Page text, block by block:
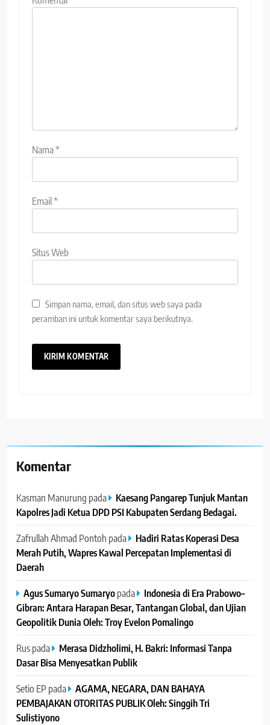
Nama*
Email *
Situs Web
Simpan nama, email, dan situs web saya pada
peramban ini untuk komentar saya berikutnya.
Komentar
Kasman Manurung pada
Kaesang Pangarep Tunjuk Mantan
Kapolres Jadi Ketua DPD PSI Kabupaten Serdang Bedagai. ‎ ‎
Zafrullah Ahmad Pontoh pada
Hadiri Ratas Koperasi Desa
Merah Putih, Wapres Kawal Percepatan Implementasi di
Daerah
Agus Sumaryo Sumaryopada
Indonesia di Era Prabowo–
Gibran: Antara Harapan Besar, Tantangan Global, dan Ujian
Geopolitik Dunia Oleh: Troy Evelon Pomalingo
Ruspada
Merasa Didzholimi, H. Bakri: Informasi Tanpa
Dasar Bisa Menyesatkan Publik
Setio EP pada
AGAMA, NEGARA, DAN BAHAYA
PEMBAJAKAN OTORITAS PUBLIK Oleh: Singgih Tri
Sulistiyono